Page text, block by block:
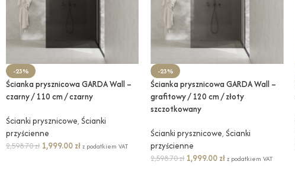
-23%
Ścianka prysznicowa GARDA Wall –
czarny / 110 cm / czarny
Ścianki prysznicowe, Ścianki
przyścienne
2,598.70zł 1,999.00 złz podatkiem VAT
-23%
Ścianka prysznicowa GARDA Wall –
grafitowy / 120 cm / złoty
szczotkowany
Ścianki prysznicowe, Ścianki
przyścienne
2,598.70zł 1,999.00 zł z podatkiem VAT